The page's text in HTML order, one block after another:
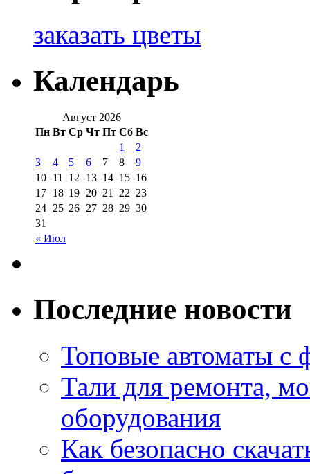
заказать цветы
Календарь
Август 2026
Пн Вт Ср Чт Пт Сб Вс
« Июл
1
2
3
4 5 6 7 8
9
10 11 12 13 14 15 16
17 18 19 20 21 22 23
24 25 26 27 28 29 30
31
Последние новости
Топовые автоматы с
Тали для ремонта,
оборудования
Как безопасно